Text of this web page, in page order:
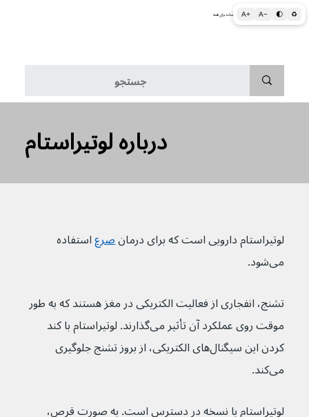
A+ A− 🌓 ♻ اطلاعات پزشکی و بهداشتی به زبان ساده برای همه
درباره لوتیراستام
لوتیراستام دارویی است که برای درمان صرع استفاده
می‌شود.
تشنج‌، انفجاری از فعالیت الکتریکی در مغز هستند که به طور
موقت روی عملکرد آن تأثیر می‌گذارند. لوتیراستام با کند
کردن این سیگنال‌های الکتریکی، از بروز تشنج جلوگیری
می‌کند.
لوتیراستام با نسخه در دسترس است. به صورت قرص،